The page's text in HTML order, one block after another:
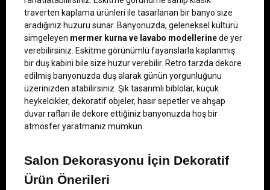
traverten kaplama ürünleri ile tasarlanan bir banyo size
aradığınız huzuru sunar. Banyonuzda, geleneksel kültürü
simgeleyen mermer kurna ve lavabo modellerine de yer
verebilirsiniz. Eskitme görünümlü fayanslarla kaplanmış
bir duş kabini bile size huzur verebilir. Retro tarzda dekore
edilmiş banyonuzda duş alarak günün yorgunluğunu
üzerinizden atabilirsiniz. Şık tasarımlı biblolar, küçük
heykelcikler, dekoratif objeler, hasır sepetler ve ahşap
duvar rafları ile dekore ettiğiniz banyonuzda hoş bir
atmosfer yaratmanız mümkün.
Salon Dekorasyonu İçin Dekoratif
Ürün Önerileri